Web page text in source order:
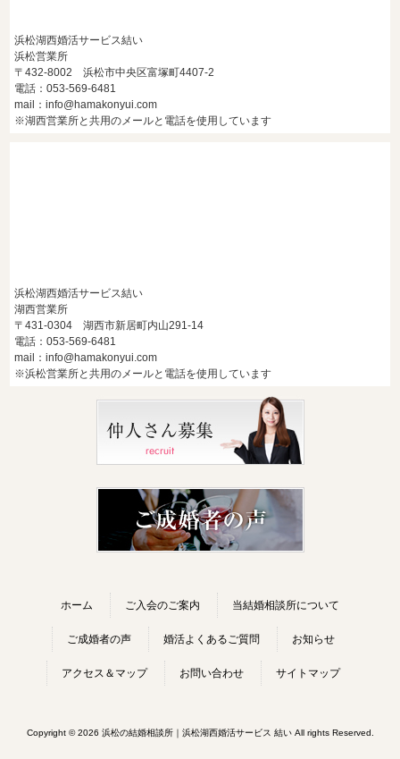
浜松湖西婚活サービス結い
浜松営業所
〒432-8002 浜松市中央区富塚町4407-2
電話：053-569-6481
mail：info@hamakonyui.com
※湖西営業所と共用のメールと電話を使用しています
浜松湖西婚活サービス結い
湖西営業所
〒431-0304 湖西市新居町内山291-14
電話：053-569-6481
mail：info@hamakonyui.com
※浜松営業所と共用のメールと電話を使用しています
ホーム ご入会のご案内 当結婚相談所について
ご成婚者の声 婚活よくあるご質問 お知らせ
アクセス＆マップ お問い合わせ サイトマップ
Copyright © 2026 浜松の結婚相談所｜浜松湖西婚活サービス 結い All rights Reserved.